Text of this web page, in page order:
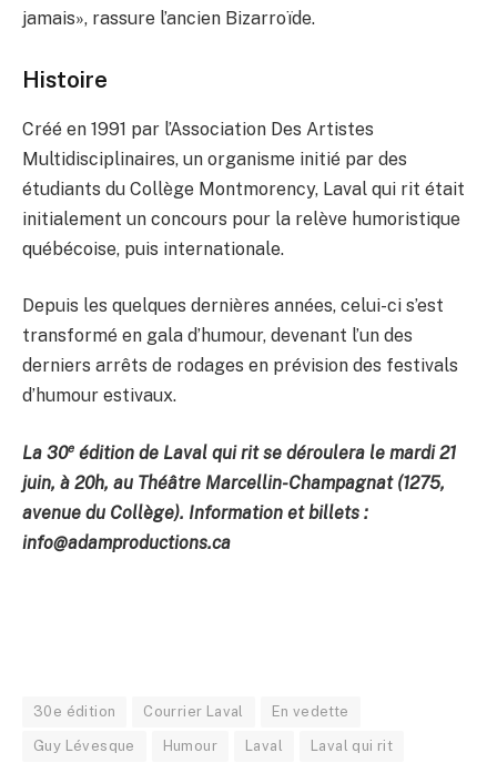
jamais», rassure l’ancien Bizarroïde.
Histoire
Créé en 1991 par l’Association Des Artistes
Multidisciplinaires, un organisme initié par des
étudiants du Collège Montmorency, Laval qui rit était
initialement un concours pour la relève humoristique
québécoise, puis internationale.
Depuis les quelques dernières années, celui-ci s’est
transformé en gala d’humour, devenant l’un des
derniers arrêts de rodages en prévision des festivals
d’humour estivaux.
La 30e édition de Laval qui rit se déroulera le mardi 21
juin, à 20h, au Théâtre Marcellin-Champagnat (1275,
avenue du Collège). Information et billets :
info@adamproductions.ca
30e édition Courrier Laval En vedette
Guy Lévesque Humour Laval Laval qui rit